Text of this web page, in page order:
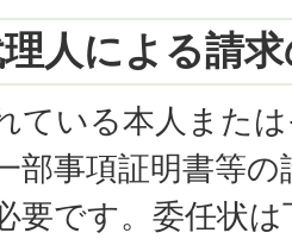
人による請
ている本人また
部事項証明書等
要です。委任状